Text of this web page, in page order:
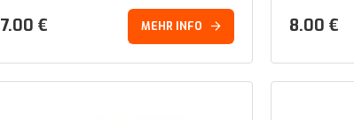
7.00 € MEHR INFO 8.00 €